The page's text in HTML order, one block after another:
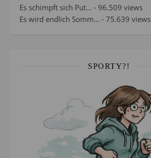
Es schimpft sich Put... - 96.509 views
Es wird endlich Somm... - 75.639 views
SPORTY?!